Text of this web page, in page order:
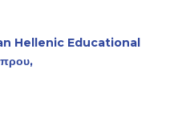
Hellenic Educational